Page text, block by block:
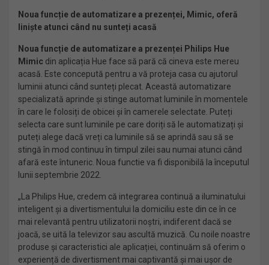
Noua funcție de automatizare a prezenței, Mimic, oferă
liniște atunci când nu sunteți acasă
Noua funcție de automatizare a prezenței Philips Hue
Mimic din aplicația Hue face să pară că cineva este mereu
acasă. Este concepută pentru a vă proteja casa cu ajutorul
luminii atunci când sunteți plecat. Această automatizare
specializată aprinde și stinge automat luminile în momentele
în care le folosiți de obicei și în camerele selectate. Puteți
selecta care sunt luminile pe care doriți să le automatizați și
puteți alege dacă vreți ca luminile să se aprindă sau să se
stingă în mod continuu în timpul zilei sau numai atunci când
afară este întuneric. Noua functie va fi disponibilă la începutul
lunii septembrie 2022.
„La Philips Hue, credem că integrarea continuă a iluminatului
inteligent și a divertismentului la domiciliu este din ce în ce
mai relevantă pentru utilizatorii noștri, indiferent dacă se
joacă, se uită la televizor sau ascultă muzică. Cu noile noastre
produse și caracteristici ale aplicației, continuăm să oferim o
experiență de divertisment mai captivantă și mai ușor de